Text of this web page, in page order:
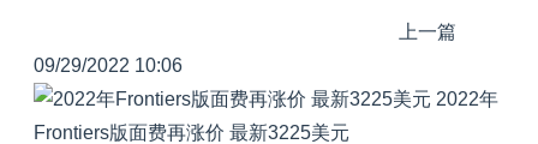
上一篇
09/29/2022 10:06
2022年
Frontiers版面费再涨价 最新3225美元